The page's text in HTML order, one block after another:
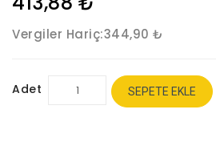
Vergiler Hariç:344,90 ₺
Adet SEPETE EKLE